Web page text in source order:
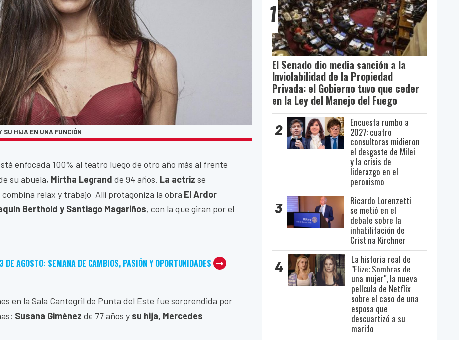
SU HIJA EN UNA FUNCIÓN
enfocada 100% al teatro luego de otro año más al frente
su abuela, Mirtha Legrand de 94 años. La actriz se
relax y trabajo. Allí protagoniza la obra El Ardor
Berthold y Santiago Magariños, con la que giran por el
DE AGOSTO: SEMANA DE CAMBIOS, PASIÓN Y OPORTUNIDADES
en la Sala Cantegril de Punta del Este fue sorprendida por
Susana Giménez de 77 años y su hija, Mercedes
1
El Senado dio media sanción a la
Inviolabilidad de la Propiedad
Privada: el Gobierno tuvo que ceder
en la Ley del Manejo del Fuego
2
Encuesta rumbo a
2027: cuatro
consultoras midieron
el desgaste de Milei
y la crisis de
liderazgo en el
peronismo
3
Ricardo Lorenzetti
se metió en el
debate sobre la
inhabilitación de
Cristina Kirchner
4
La historia real de
"Elize: Sombras de
una mujer", la nueva
película de Netflix
sobre el caso de una
esposa que
descuartizó a su
marido